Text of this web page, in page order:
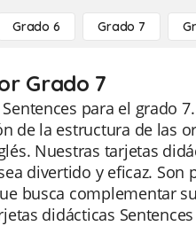
Grado 6 Grado 7
Grado 7
para el grado
de la estructura de las
Nuestras tarjetas
divertido y eficaz. Son
busca complementar
didácticas